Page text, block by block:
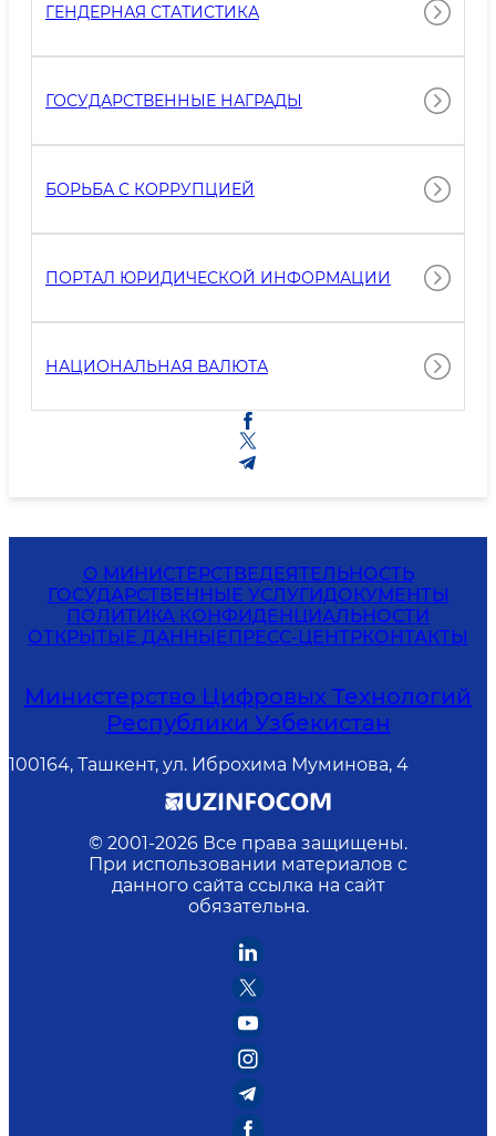
ГЕНДЕРНАЯ СТАТИСТИКА
ГОСУДАРСТВЕННЫЕ НАГРАДЫ
БОРЬБА С КОРРУПЦИЕЙ
ПОРТАЛ ЮРИДИЧЕСКОЙ ИНФОРМАЦИИ
НАЦИОНАЛЬНАЯ ВАЛЮТА
О МИНИСТЕРСТВЕДЕЯТЕЛЬНОСТЬ
ГОСУДАРСТВЕННЫЕ УСЛУГИДОКУМЕНТЫ
ПОЛИТИКА КОНФИДЕНЦИАЛЬНОСТИ
ОТКРЫТЫЕ ДАННЫЕПРЕСС-ЦЕНТРКОНТАКТЫ
Министерство Цифровых Технологий
Республики Узбекистан
100164, Ташкент, ул. Иброхима Муминова, 4
© 2001-2026 Все права защищены.
При использовании материалов с
данного сайта ссылка на сайт
обязательна.